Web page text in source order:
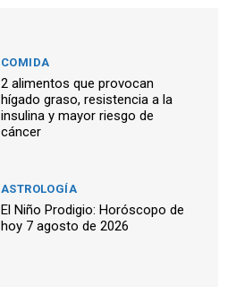
COMIDA
2 alimentos que provocan
hígado graso, resistencia a la
insulina y mayor riesgo de
cáncer
ASTROLOGÍA
El Niño Prodigio: Horóscopo de
hoy 7 agosto de 2026